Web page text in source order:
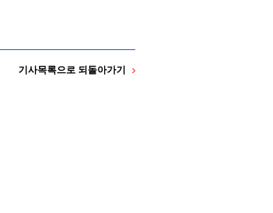
기사목록으로 되돌아가기